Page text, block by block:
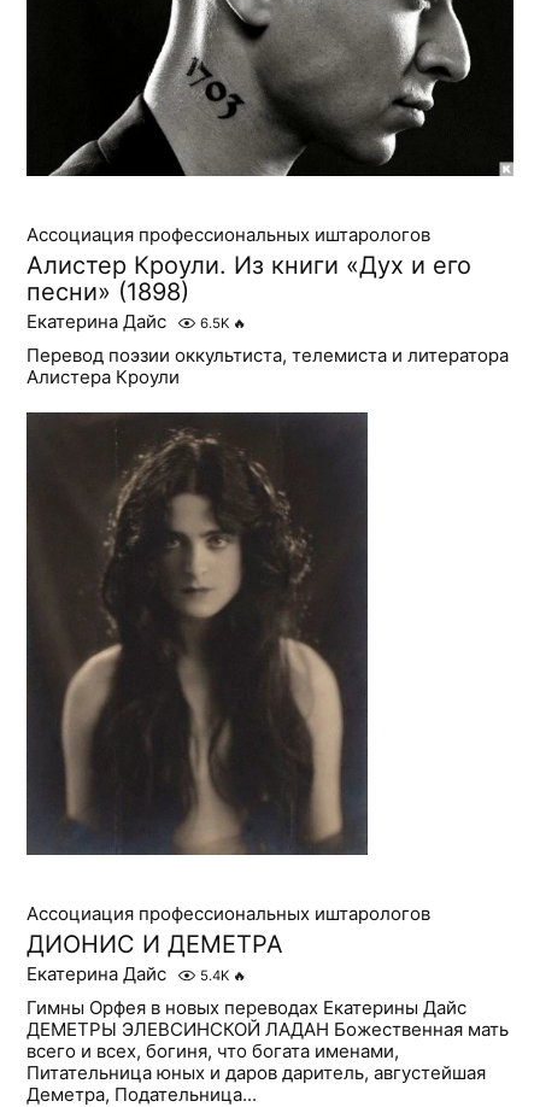
Ассоциация профессиональных иштарологов
Алистер Кроули. Из книги «Дух и его
песни» (1898)
Екатерина Дайс 6.5K 🔥
Перевод поэзии оккультиста, телемиста и литератора
Алистера Кроули
Ассоциация профессиональных иштарологов
ДИОНИС И ДЕМЕТРА
Екатерина Дайс 5.4K 🔥
Гимны Орфея в новых переводах Екатерины Дайс
ДЕМЕТРЫ ЭЛЕВСИНСКОЙ ЛАДАН Божественная мать
всего и всех, богиня, что богата именами,
Питательница юных и даров даритель, августейшая
Деметра, Подательница...